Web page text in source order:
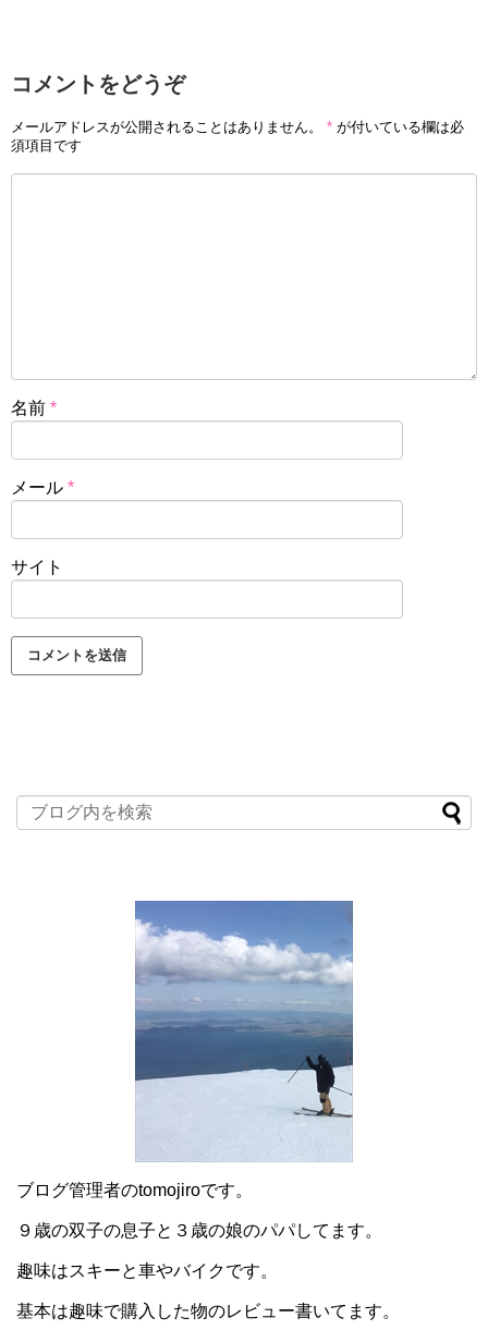
コメントをどうぞ
メールアドレスが公開されることはありません。 * が付いている欄は必
須項目です
名前 *
メール *
サイト
ブログ管理者のtomojiroです。
９歳の双子の息子と３歳の娘のパパしてます。
趣味はスキーと車やバイクです。
基本は趣味で購入した物のレビュー書いてます。